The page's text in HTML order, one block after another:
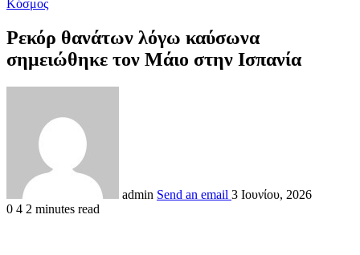
Κόσμος
Ρεκόρ θανάτων λόγω καύσωνα
σημειώθηκε τον Μάιο στην Ισπανία
admin Send an email 3 Ιουνίου, 2026
0 4 2 minutes read